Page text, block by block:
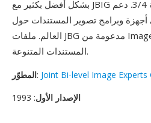
أجهزة وبرامج تصوير المستندات حول
العالم. ملفات JBG مدعومة من ImageMagick وأدوات تصوير
المستندات المتنوعة.
المطوّر: Joint Bi-level Image Experts
الإصدار الأول: 1993